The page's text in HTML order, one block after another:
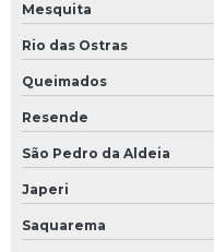
Escaneamento nuvem
Estrutura metálica para
Estrutura metálica para
Fábrica de sistema de
Fábrica de tanques para
Mesquita
Rio das Ostras
Queimados
Resende
São Pedro da Aldeia
Japeri
Saquarema